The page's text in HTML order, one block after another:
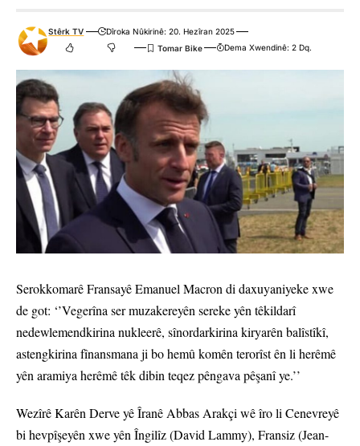
Stêrk TV
Dîroka Nûkirinê: 20. Hezîran 2025
Dema Xwendinê: 2 Dq.
Serokkomarê Fransayê Emanuel Macron di daxuyaniyeke xwe
de got: ‘’Vegerîna ser muzakereyên sereke yên têkildarî
nedewlemendkirina nukleerê, sînordarkirina kiryarên balîstîkî,
astengkirina fînansmana ji bo hemû komên terorîst ên li herêmê
yên aramiya herêmê têk dibin teqez pêngava pêşanî ye.’’
Wezîrê Karên Derve yê Îranê Abbas Arakçi wê îro li Cenevreyê
bi hevpîşeyên xwe yên Îngilîz (David Lammy), Fransiz (Jean-